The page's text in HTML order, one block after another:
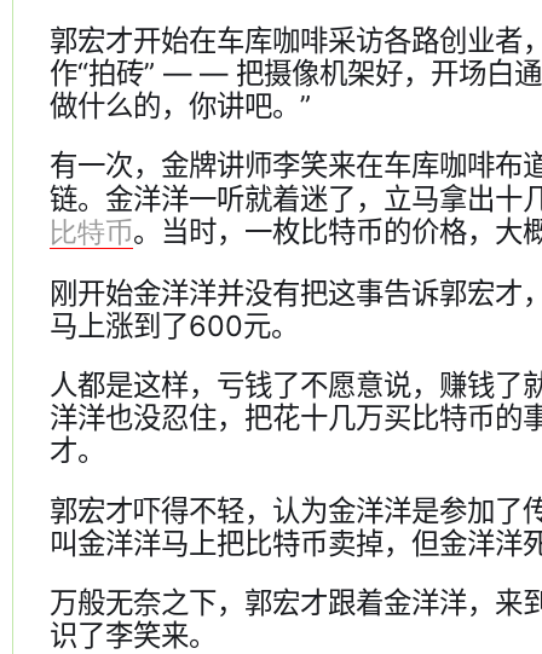
郭宏才开始在车库咖啡采访各路创业者
作“拍砖” — — 把摄像机架好，开场白
做什么的，你讲吧。”
有一次，金牌讲师李笑来在车库咖啡布
链。金洋洋一听就着迷了，立马拿出十
比特币。当时，一枚比特币的价格，大
刚开始金洋洋并没有把这事告诉郭宏才
马上涨到了600元。
人都是这样，亏钱了不愿意说，赚钱了
洋洋也没忍住，把花十几万买比特币的
才。
郭宏才吓得不轻，认为金洋洋是参加了
叫金洋洋马上把比特币卖掉，但金洋洋
万般无奈之下，郭宏才跟着金洋洋，来
识了李笑来。